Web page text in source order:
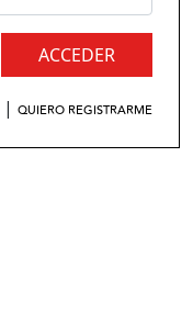
ACCEDER
| QUIERO REGISTRARME